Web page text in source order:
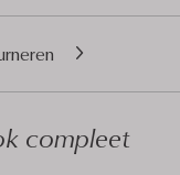
compleet